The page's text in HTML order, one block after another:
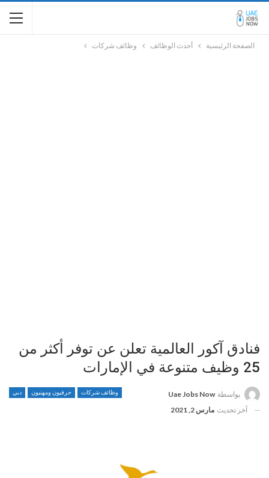
الصفحة الرئيسية أحدث الوظائف وظائف شركات
فنادق آكور العالمية تعلن عن توفر أكثر من
25 وظيف متنوعة في الإمارات
وظائف شركات حرفيون ومهنيون دبي بواسطة Uae Jobs Now
آخر تحديث مارس 2, 2021